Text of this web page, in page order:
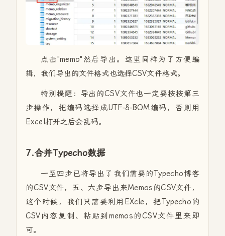
点击"memo"然后导出。这里同样为了方便编
辑，我们导出的文件格式也选择CSV文件格式。
特别提醒：导出的CSV文件也一定要按按第三
步操作，把编码选择成UTF-8-BOM编码，否则用
Excel打开之后会乱码。
7.合并Typecho数据
一至四步已将导出了我们需要的Typecho博客
的CSV文件，五、六步导出来Memos的CSV文件，
这个时候，我们只需要利用EXcle，把Typecho的
CSV内容复制、粘贴到memos的CSV文件里来即
可。